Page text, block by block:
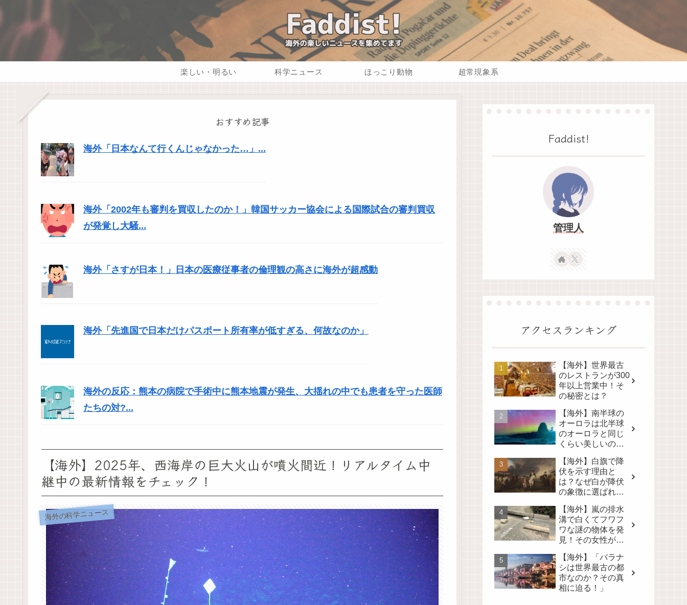
楽しい・明るい 科学ニュース ほっこり動物 超常現象系
おすすめ記事
海外「日本なんて行くんじゃなかった…」...
海外「2002年も審判を買収したのか！」韓国サッカー協会による国際試合の審判買収
が発覚し大騒...
海外「さすが日本！」日本の医療従事者の倫理観の高さに海外が超感動
海外「先進国で日本だけパスポート所有率が低すぎる、何故なのか」
海外の反応：熊本の病院で手術中に熊本地震が発生、大揺れの中でも患者を守った医師
たちの対?...
【海外】2025年、西海岸の巨大火山が噴火間近！リアルタイム中
継中の最新情報をチェック！
海外の科学ニュース
Faddist!
管理人
アクセスランキング
【海外】世界最古
のレストランが300
年以上営業中！そ
の秘密とは？
【海外】南半球の
オーロラは北半球
のオーロラと同じ
くらい美しいの
る！
【海外】白旗で降
伏を示す理由と
は？なぜ白が降伏
の象徴に選ばれた
【海外】嵐の排水
溝で白くてフワフ
ワな謎の物体を発
見！その女性が取
【海外】「バラナ
シは世界最古の都
市なのか？その真
相に迫る！」